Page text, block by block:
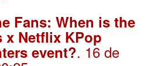
Fans: When is the
x Netflix KPop
event?. 16 de